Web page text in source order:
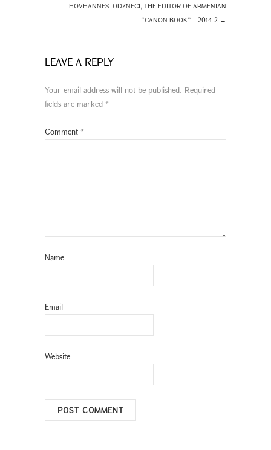
HOVHANNES ODZNECI, THE EDITOR OF ARMENIAN
“CANON BOOK” – 2014-2 →
LEAVE A REPLY
Your email address will not be published. Required
fields are marked *
Comment *
Name
Email
Website